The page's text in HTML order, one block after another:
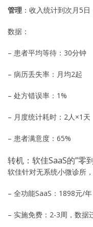
管理 ：收入统计到次月5
数据：
– 患者平均等待：30分钟
– 病历丢失率：月均2起
– 处方错误率：1%
– 月度统计耗时：2人×1天
– 患者满意度：65%
转机：软佳SaaS的”零
软佳针对无系统小微诊所
– 全功能SaaS：1898元/
– 实施免费：2-3周，数据